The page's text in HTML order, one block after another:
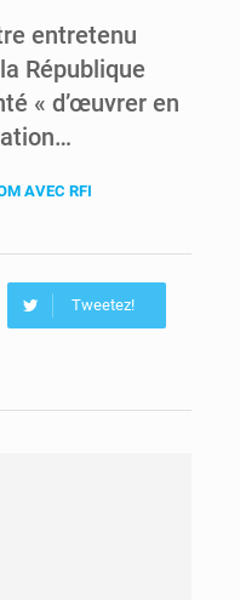
RDC : Christian Bosembe annonce la fermeture imminente de TikTok pour stopper la propagande de l’AFC-M23
entretenu
République
« d’œuvrer en
AVEC RFI
Tweetez!